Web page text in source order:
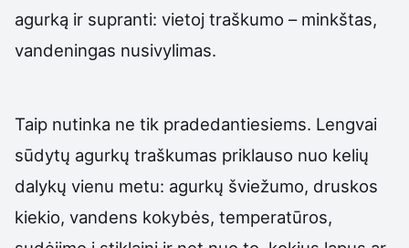
agurką ir supranti: vietoj traškumo – minkštas,
vandeningas nusivylimas.
Taip nutinka ne tik pradedantiesiems. Lengvai
sūdytų agurkų traškumas priklauso nuo kelių
dalykų vienu metu: agurkų šviežumo, druskos
kiekio, vandens kokybės, temperatūros,